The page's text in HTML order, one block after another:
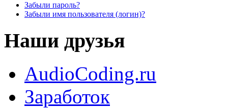
Забыли пароль?
Забыли имя пользователя (логин)?
Наши друзья
AudioCoding.ru
Заработок